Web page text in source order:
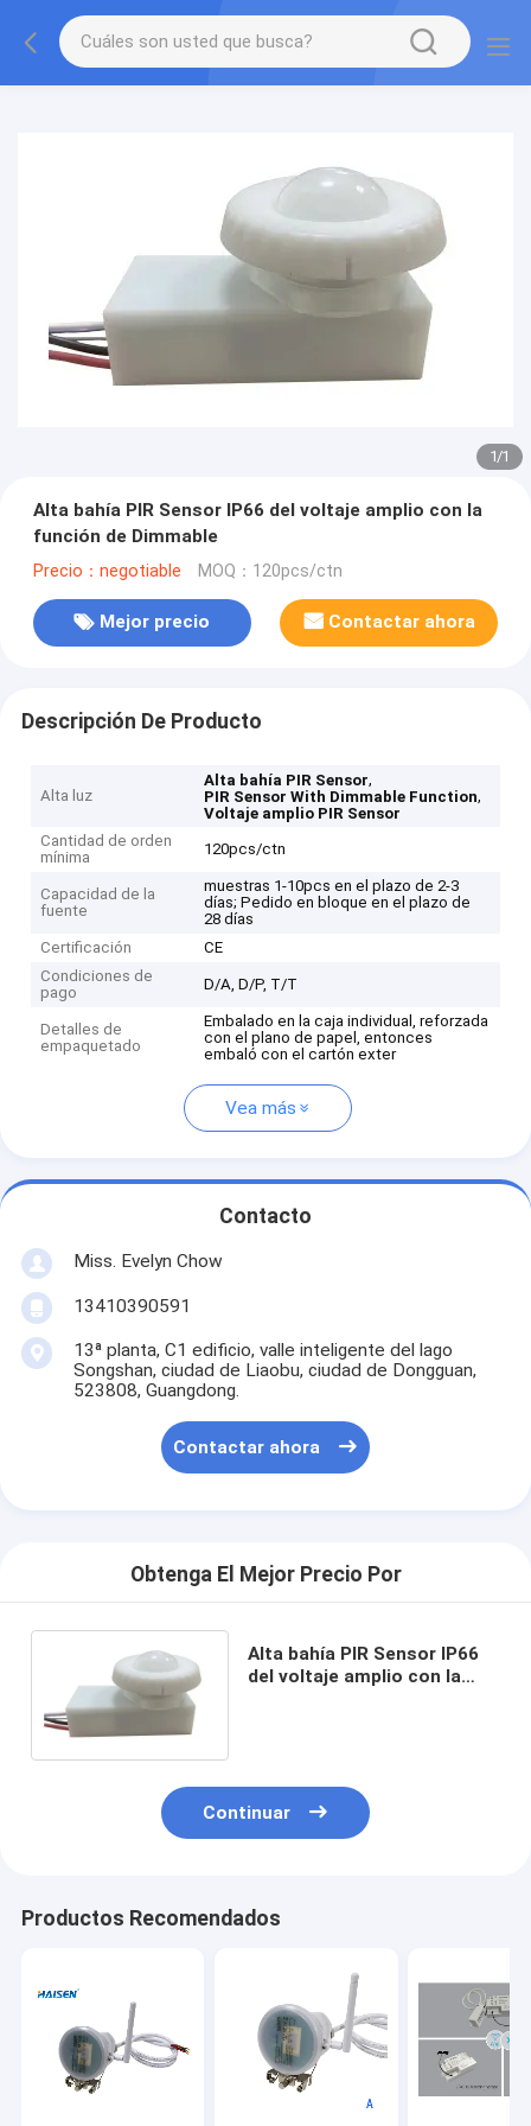
1/1
Alta bahía PIR Sensor IP66 del voltaje amplio con la
función de Dimmable
Precio：negotiable MOQ：120pcs/ctn
Mejor precio Contactar ahora
Descripción De Producto
Alta luz
Alta bahía PIR Sensor,
PIR Sensor With Dimmable Function,
Voltaje amplio PIR Sensor
Cantidad de orden
mínima
120pcs/ctn
Capacidad de la
fuente
muestras 1-10pcs en el plazo de 2-3
días; Pedido en bloque en el plazo de
28 días
Certificación
CE
Condiciones de
pago
D/A, D/P, T/T
Detalles de
empaquetado
Embalado en la caja individual, reforzada
con el plano de papel, entonces
embaló con el cartón exter
Vea más
Contacto
Miss. Evelyn Chow
13410390591
13ª planta, C1 edificio, valle inteligente del lago
Songshan, ciudad de Liaobu, ciudad de Dongguan,
523808, Guangdong.
Contactar ahora
Obtenga El Mejor Precio Por
Alta bahía PIR Sensor IP66
del voltaje amplio con la
Continuar
Productos Recomendados